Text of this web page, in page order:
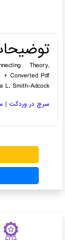
Theory,
+ Converted Pdf
L. Smith-Adcock
سرچ در وردکت|